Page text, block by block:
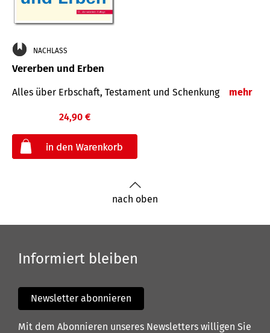
NACHLASS
Vererben und Erben
Alles über Erbschaft, Testament und Schenkung mehr
24,90 €
nach oben
Informiert bleiben
Newsletter abonnieren
Mit dem Abonnieren unseres Newsletters willigen Sie